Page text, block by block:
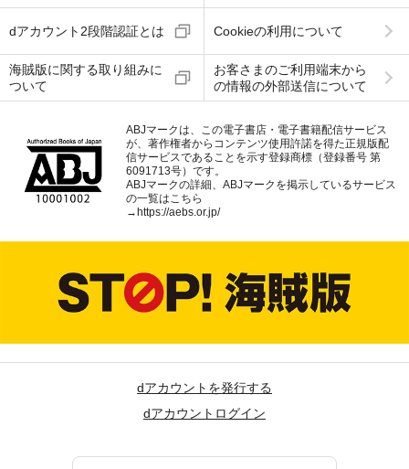
dアカウント2段階認証とは Cookieの利用について
海賊版に関する取り組みに
ついて
お客さまのご利用端末から
の情報の外部送信について
ABJマークは、この電子書店・電子書籍配信サービス
が、著作権者からコンテンツ使用許諾を得た正規版配
信サービスであることを示す登録商標（登録番号 第
6091713号）です。
ABJマークの詳細、ABJマークを掲示しているサービス
の一覧はこちら
→https://aebs.or.jp/
dアカウントを発行する
dアカウントログイン